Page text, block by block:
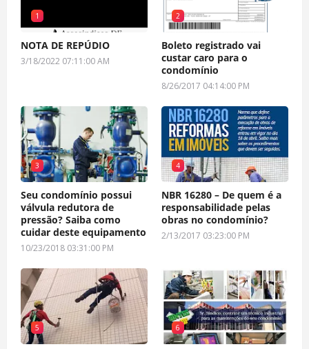
1
NOTA DE REPÚDIO
3/18/2022 07:11:00 AM
2
Boleto registrado vai
custar caro para o
condomínio
8/26/2017 04:14:00 PM
3
Seu condomínio possui
válvula redutora de
pressão? Saiba como
cuidar deste equipamento
10/23/2018 03:31:00 PM
4
NBR 16280 – De quem é a
responsabilidade pelas
obras no condomínio?
2/13/2017 03:23:00 PM
5 6